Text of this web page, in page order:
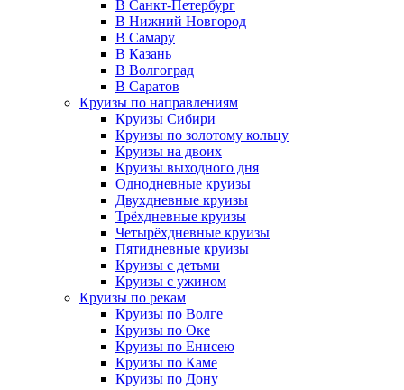
В Санкт-Петербург
В Нижний Новгород
В Самару
В Казань
В Волгоград
В Саратов
Круизы по направлениям
Круизы Сибири
Круизы по золотому кольцу
Круизы на двоих
Круизы выходного дня
Однодневные круизы
Двухдневные круизы
Трёхдневные круизы
Четырёхдневные круизы
Пятидневные круизы
Круизы с детьми
Круизы с ужином
Круизы по рекам
Круизы по Волге
Круизы по Оке
Круизы по Енисею
Круизы по Каме
Круизы по Дону